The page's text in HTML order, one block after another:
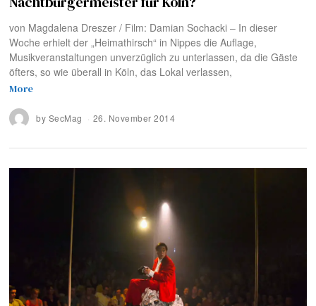
von Magdalena Dreszer / Film: Damian Sochacki – In dieser
Woche erhielt der „Heimathirsch“ in Nippes die Auflage,
Musikveranstaltungen unverzüglich zu unterlassen, da die Gäste
öfters, so wie überall in Köln, das Lokal verlassen,
More
by SecMag 26. November 2014